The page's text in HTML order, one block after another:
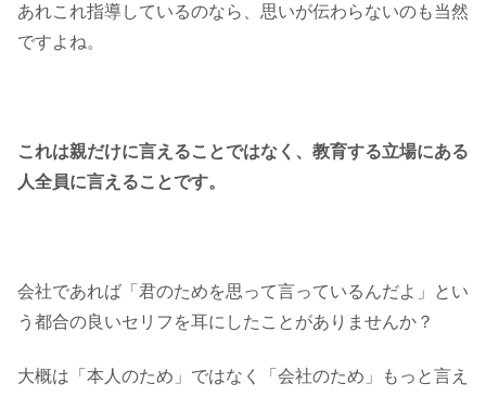
あれこれ指導しているのなら、思いが伝わらないのも当然
ですよね。
これは親だけに言えることではなく、教育する立場にある
人全員に言えることです。
会社であれば「君のためを思って言っているんだよ」とい
う都合の良いセリフを耳にしたことがありませんか？
大概は「本人のため」ではなく「会社のため」もっと言え